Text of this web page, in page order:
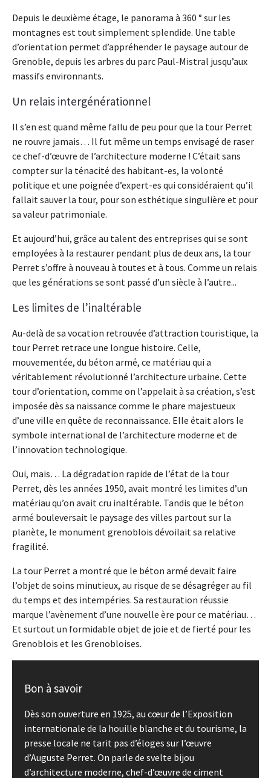
Depuis le deuxième étage, le panorama à 360 ° sur les
montagnes est tout simplement splendide. Une table
d’orientation permet d’appréhender le paysage autour de
Grenoble, depuis les arbres du parc Paul-Mistral jusqu’aux
massifs environnants.
Un relais intergénérationnel
Il s’en est quand même fallu de peu pour que la tour Perret
ne rouvre jamais… Il fut même un temps envisagé de raser
ce chef-d’œuvre de l’architecture moderne ! C’était sans
compter sur la ténacité des habitant-es, la volonté
politique et une poignée d’expert-es qui considéraient qu’il
fallait sauver la tour, pour son esthétique singulière et pour
sa valeur patrimoniale.
Et aujourd’hui, grâce au talent des entreprises qui se sont
employées à la restaurer pendant plus de deux ans, la tour
Perret s’offre à nouveau à toutes et à tous. Comme un relais
que les générations se sont passé d’un siècle à l’autre...
Les limites de l’inaltérable
Au-delà de sa vocation retrouvée d’attraction touristique, la
tour Perret retrace une longue histoire. Celle,
mouvementée, du béton armé, ce matériau qui a
véritablement révolutionné l’architecture urbaine. Cette
tour d’orientation, comme on l’appelait à sa création, s’est
imposée dès sa naissance comme le phare majestueux
d’une ville en quête de reconnaissance. Elle était alors le
symbole international de l’architecture moderne et de
l’innovation technologique.
Oui, mais… La dégradation rapide de l’état de la tour
Perret, dès les années 1950, avait montré les limites d’un
matériau qu’on avait cru inaltérable. Tandis que le béton
armé bouleversait le paysage des villes partout sur la
planète, le monument grenoblois dévoilait sa relative
fragilité.
La tour Perret a montré que le béton armé devait faire
l’objet de soins minutieux, au risque de se désagréger au fil
du temps et des intempéries. Sa restauration réussie
marque l’avènement d’une nouvelle ère pour ce matériau…
Et surtout un formidable objet de joie et de fierté pour les
Grenoblois et les Grenobloises.
Bon à savoir
Dès son ouverture en 1925, au cœur de l’Exposition
internationale de la houille blanche et du tourisme, la
presse locale ne tarit pas d’éloges sur l’œuvre
d’Auguste Perret. On parle de svelte bijou
d’architecture moderne, chef-d’œuvre de ciment